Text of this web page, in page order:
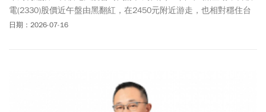
電(2330)股價近午盤由黑翻紅，在2450元附近游走，也相對穩住台
股。本次法說會，市場緊盯3大核心焦點，包括台積電未來3年歷史
最新布局。而外資在台積電法說會前夕拋出極致樂觀預期，今年每
股純益將突破百元大關已成為業界新共識，以目標價來看，最高為
美系外資喊出的3800元，距離現在股價還有逾5成上漲空間。外資摩
日期：2026-07-16